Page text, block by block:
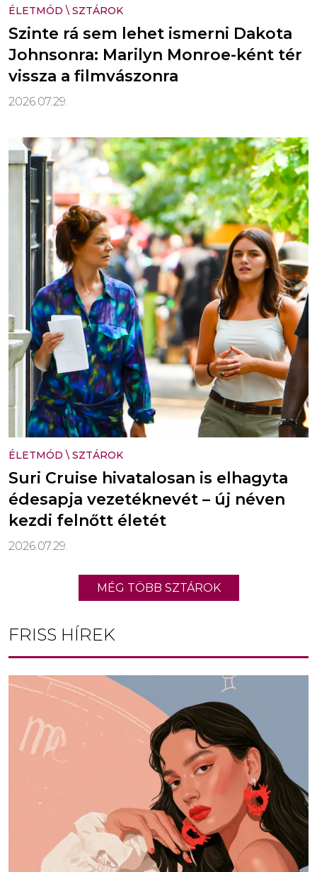
ÉLETMÓD \ SZTÁROK
Szinte rá sem lehet ismerni Dakota
Johnsonra: Marilyn Monroe-ként tér
vissza a filmvászonra
2026.07.29.
ÉLETMÓD \ SZTÁROK
Suri Cruise hivatalosan is elhagyta
édesapja vezetéknevét – új néven
kezdi felnőtt életét
2026.07.29.
MÉG TÖBB SZTÁROK
FRISS HÍREK